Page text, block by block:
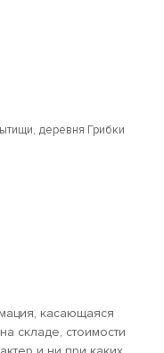
деревня Грибки
касающаяся
складе, стоимости